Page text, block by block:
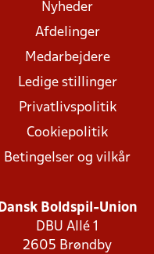
Nyheder
Afdelinger
Medarbejdere
Ledige stillinger
Privatlivspolitik
Cookiepolitik
Betingelser og vilkår
Dansk Boldspil-Union
DBU Allé 1
2605 Brøndby